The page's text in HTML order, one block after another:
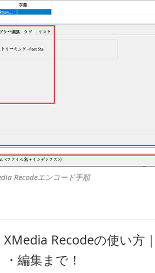
Recodeエンコード手順
Recodeの使い方
編集まで！